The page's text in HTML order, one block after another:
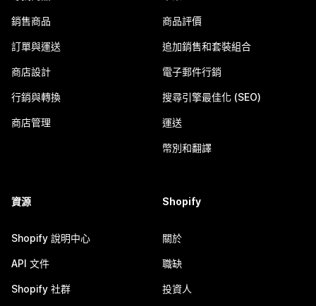
銷售商品
訂單與運送
商店設計
行銷與轉換
商店管理
商品評價
追加銷售和套裝組合
電子郵件行銷
搜尋引擎最佳化 (SEO)
運送
幣別和翻譯
資源
Shopify 說明中心
API 文件
Shopify 社群
Shopify
關於
職缺
投資人